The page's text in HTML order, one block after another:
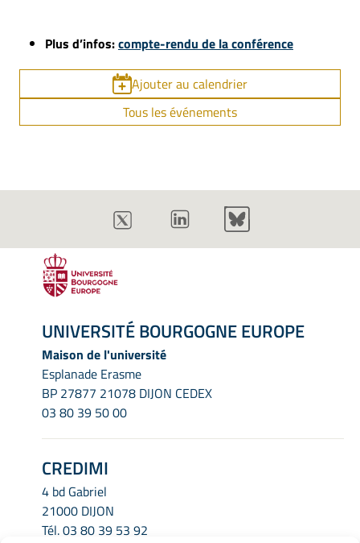
Plus d’infos:compte-rendu de la conférence
Ajouter au calendrier
Tous les événements
UNIVERSITÉ BOURGOGNE EUROPE
Maison de l'université
Esplanade Erasme
BP 27877 21078 DIJON CEDEX
03 80 39 50 00
CREDIMI
4 bd Gabriel
21000 DIJON
Tél.03 80 39 53 92